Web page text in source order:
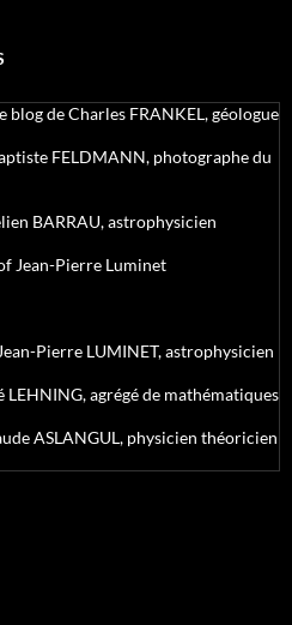
blog de Charles FRANKEL, géologue
FELDMANN, photographe du
BARRAU, astrophysicien
Jean-Pierre Luminet
Pierre LUMINET, astrophysicien
agrégé de mathématiques
ASLANGUL, physicien théoricien